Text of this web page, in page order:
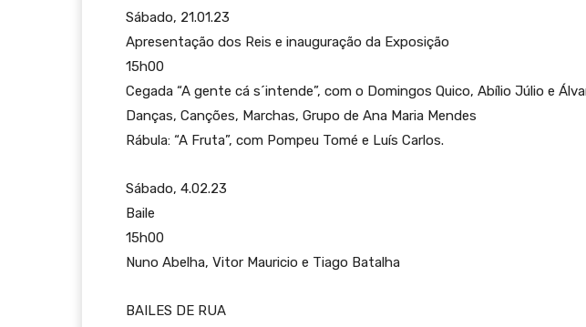
Sábado, 21.01.23
Apresentação dos Reis e inauguração da Exposição
15h00
Cegada “A gente cá s´intende”, com o Domingos Quico, Abílio Júlio e
Danças, Canções, Marchas, Grupo de Ana Maria Mendes
Rábula: “A Fruta”, com Pompeu Tomé e Luís Carlos.
Sábado, 4.02.23
Baile
15h00
Nuno Abelha, Vitor Mauricio e Tiago Batalha
BAILES DE RUA